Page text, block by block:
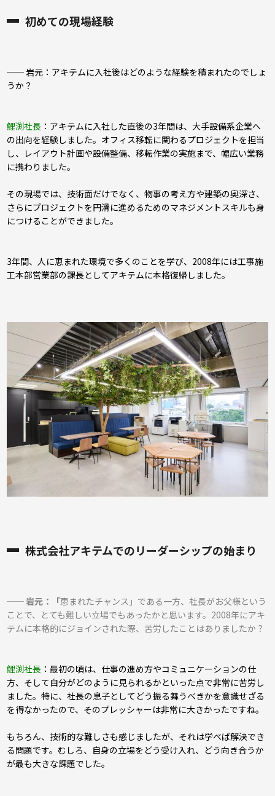
初めての現場経験
── 岩元：アキテムに入社後はどのような経験を積まれたのでしょ
うか？
鯉渕社長 ：アキテムに入社した直後の3年間は、大手設備系企業へ
の出向を経験しました。オフィス移転に関わるプロジェクトを担当
し、レイアウト計画や設備整備、移転作業の実施まで、幅広い業務
に携わりました。
その現場では、技術面だけでなく、物事の考え方や建築の奥深さ、
さらにプロジェクトを円滑に進めるためのマネジメントスキルも身
につけることができました。
3年間、人に恵まれた環境で多くのことを学び、2008年には工事施
工本部営業部の課長としてアキテムに本格復帰しました。
株式会社アキテムでのリーダーシップの始まり
── 岩元：「恵まれたチャンス」である一方、社長がお父様という
ことで、とても難しい立場でもあったかと思います。2008年にアキ
テムに本格的にジョインされた際、 苦労したことはありましたか？
鯉渕社長 ：最初の頃は、仕事の進め方やコミュニケーションの仕
方、そして自分がどのように見られるかといった点で非常に苦労し
ました。特に、社長の息子としてどう振る舞うべきかを意識せざる
を得なかったので、そのプレッシャーは非常に大きかったですね。
もちろん、技術的な難しさも感じましたが、それは学べば解決でき
る問題です。むしろ、自身の立場をどう受け入れ、どう向き合うか
が最も大きな課題でした。